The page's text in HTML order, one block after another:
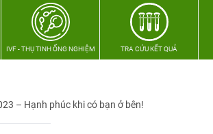
IVF - THỤ TINH ỐNG NGHIỆM TRA CỨU KẾT QUẢ
– Hạnh phúc khi có bạn ở bên!